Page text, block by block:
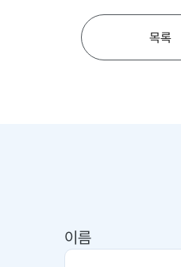
목록
이름